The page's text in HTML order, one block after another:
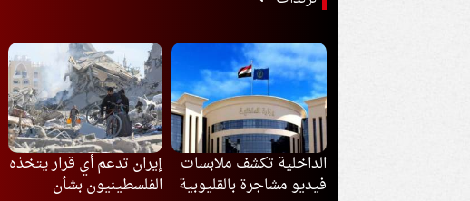
الداخلية تكشف ملابسات
فيديو مشاجرة بالقليوبية
إيران تدعم أي قرار يتخذه
الفلسطينيون بشأن